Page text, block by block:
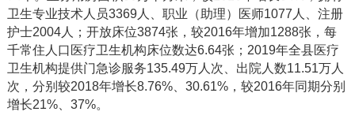
卫生专业技术人员3369人、职业（助理）医师1077人、注册
护士2004人；开放床位3874张，较2016年增加1288张，每
千常住人口医疗卫生机构床位数达6.64张；2019年全县医疗
卫生机构提供门急诊服务135.49万人次、出院人数11.51万人
次，分别较2018年增长8.76%、30.61%，较2016年同期分别
增长21%、37%。